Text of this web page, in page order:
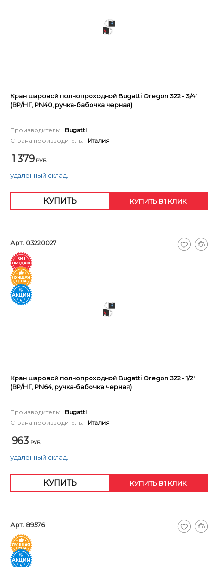
Кран шаровой полнопроходной Bugatti Oregon 322 - 3/4'
(ВР/НГ, PN40, ручка-бабочка черная)
Производитель:
Bugatti
Страна производитель:
Италия
1 379 РУБ.
удаленный склад.
КУПИТЬ КУПИТЬ В 1 КЛИК
Арт. 03220027
Кран шаровой полнопроходной Bugatti Oregon 322 - 1/2'
(ВР/НГ, PN64, ручка-бабочка черная)
Производитель:
Bugatti
Страна производитель:
Италия
963 РУБ.
удаленный склад.
КУПИТЬ КУПИТЬ В 1 КЛИК
Арт. 89576